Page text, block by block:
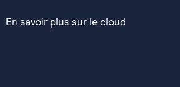
En savoir plus sur le cloud